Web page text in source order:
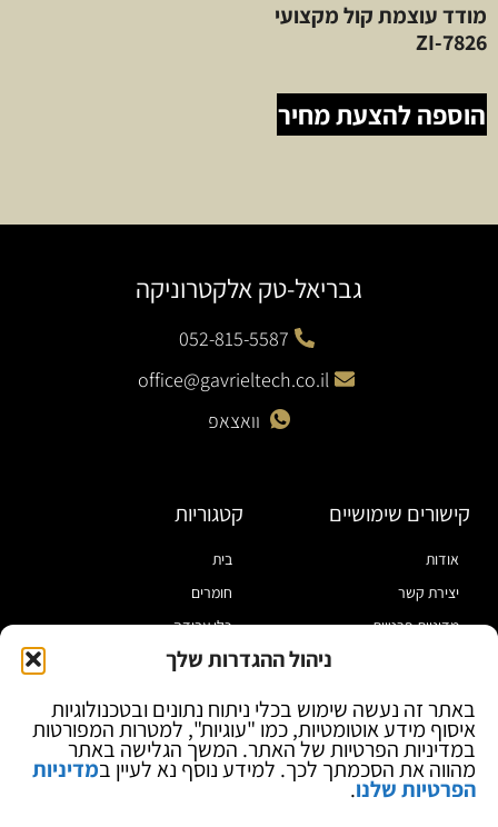
ניהול ההגדרות שלך
באתר זה נעשה שימוש בכלי ניתוח נתונים ובטכנולוגיות
איסוף מידע אוטומטיות, כמו "עוגיות", למטרות המפורטות
במדיניות הפרטיות של האתר. המשך הגלישה באתר
מהווה את הסכמתך לכך. למידע נוסף נא לעיין במדיניות
הפרטיות שלנו.
מודד עוצמת קול מקצועי
ZI-7826
הוספה להצעת מחיר
גבריאל-טק אלקטרוניקה
052-815-5587
office@gavrieltech.co.il
וואצאפ
קישורים שימושיים
אודות
יצירת קשר
מדיניות פרטיות
בלוג
קטגוריות
בית
חומרים
כלי עבודה
מוצרי הלחמה
ספקי כח ומודדים
ציוד אופטי להגדלה